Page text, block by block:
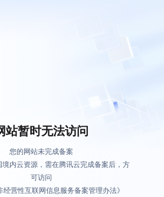
站暂时无法访问
您的网站未完成备案
境内云资源，需在腾讯云完成备案后，方
可访问
经营性互联网信息服务备案管理办法》